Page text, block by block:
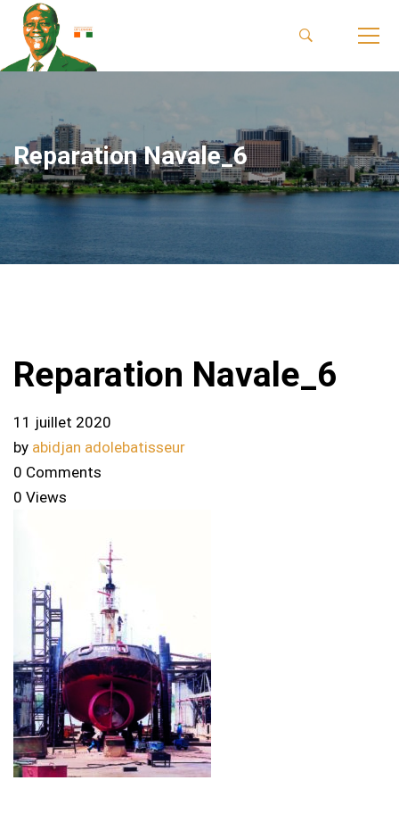
Reparation Navale_6
Reparation Navale_6
11 juillet 2020
by abidjan adolebatisseur
0 Comments
0 Views